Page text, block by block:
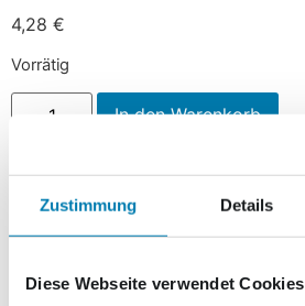
Zustimmung Details
Diese Webseite verwendet Cookies
4,28 €
Vorrätig
In den Warenkorb
Beschreibung
Beschreibung